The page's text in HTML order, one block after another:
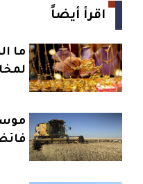
اقرأ أيضاً
ما